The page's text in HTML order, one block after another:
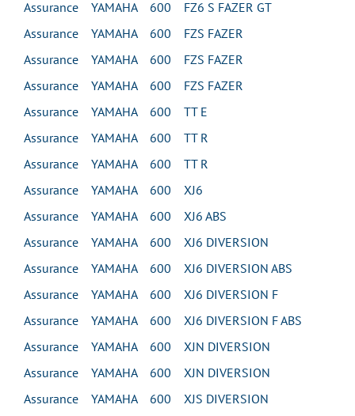
Assurance YAMAHA 600 FZ6 S FAZER GT
Assurance YAMAHA 600 FZS FAZER
Assurance YAMAHA 600 FZS FAZER
Assurance YAMAHA 600 FZS FAZER
Assurance YAMAHA 600 TT E
Assurance YAMAHA 600 TT R
Assurance YAMAHA 600 TT R
Assurance YAMAHA 600 XJ6
Assurance YAMAHA 600 XJ6 ABS
Assurance YAMAHA 600 XJ6 DIVERSION
Assurance YAMAHA 600 XJ6 DIVERSION ABS
Assurance YAMAHA 600 XJ6 DIVERSION F
Assurance YAMAHA 600 XJ6 DIVERSION F ABS
Assurance YAMAHA 600 XJN DIVERSION
Assurance YAMAHA 600 XJN DIVERSION
Assurance YAMAHA 600 XJS DIVERSION